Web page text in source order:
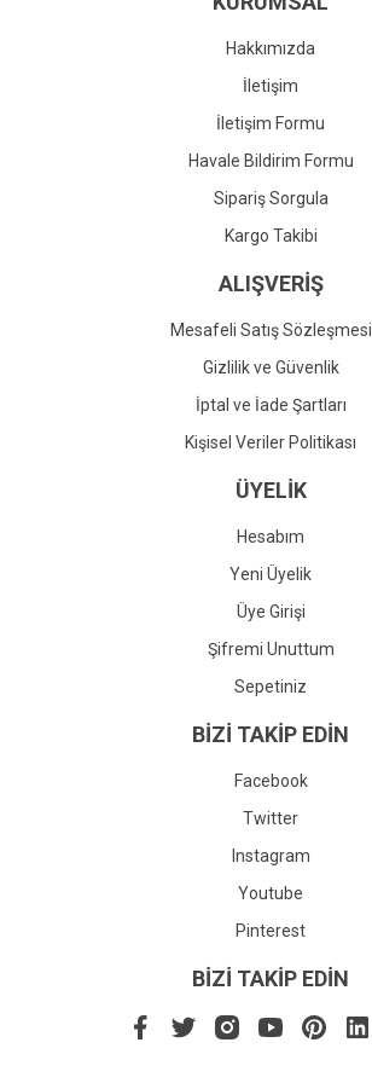
Gönder
Hakkımızda
İletişim
İletişim Formu
Havale Bildirim Formu
Sipariş Sorgula
Kargo Takibi
ALIŞVERİŞ
Mesafeli Satış Sözleşmesi
Gizlilik ve Güvenlik
İptal ve İade Şartları
Kişisel Veriler Politikası
ÜYELİK
Hesabım
Yeni Üyelik
Üye Girişi
Şifremi Unuttum
Sepetiniz
BİZİ TAKİP EDİN
Facebook
Twitter
Instagram
Youtube
Pinterest
BİZİ TAKİP EDİN